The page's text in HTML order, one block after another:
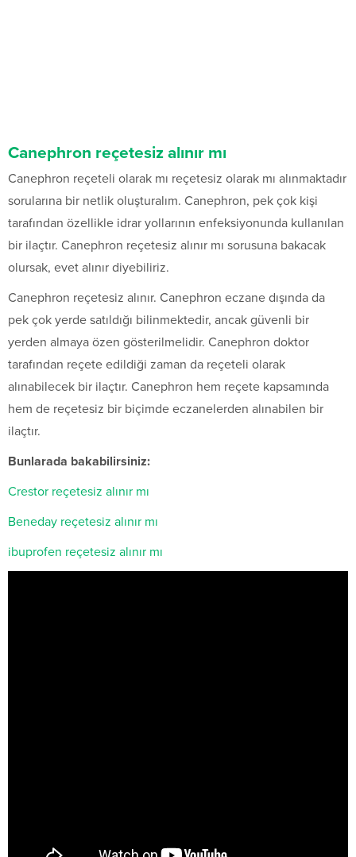
Canephron reçetesiz alınır mı
Canephron reçeteli olarak mı reçetesiz olarak mı alınmaktadır
sorularına bir netlik oluşturalım. Canephron, pek çok kişi
tarafından özellikle idrar yollarının enfeksiyonunda kullanılan
bir ilaçtır. Canephron reçetesiz alınır mı sorusuna bakacak
olursak, evet alınır diyebiliriz.
Canephron reçetesiz alınır. Canephron eczane dışında da
pek çok yerde satıldığı bilinmektedir, ancak güvenli bir
yerden almaya özen gösterilmelidir. Canephron doktor
tarafından reçete edildiği zaman da reçeteli olarak
alınabilecek bir ilaçtır. Canephron hem reçete kapsamında
hem de reçetesiz bir biçimde eczanelerden alınabilen bir
ilaçtır.
Bunlarada bakabilirsiniz:
Crestor reçetesiz alınır mı
Beneday reçetesiz alınır mı
ibuprofen reçetesiz alınır mı